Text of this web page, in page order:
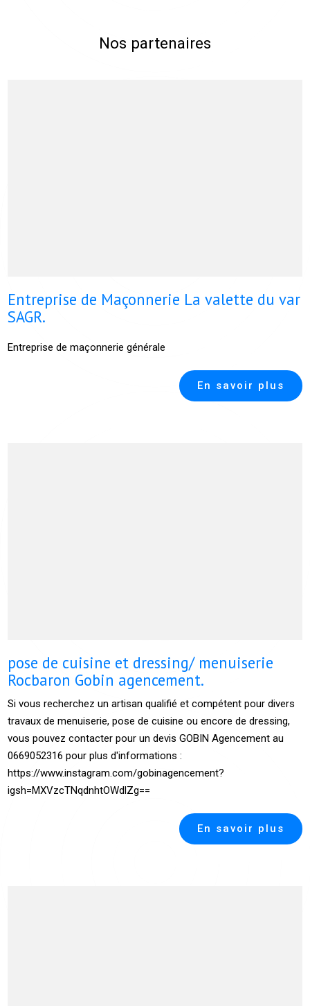
Nos partenaires
Entreprise de Maçonnerie La valette du var
SAGR.
Entreprise de maçonnerie générale
En savoir plus
pose de cuisine et dressing/ menuiserie
Rocbaron Gobin agencement.
Si vous recherchez un artisan qualifié et compétent pour divers
travaux de menuiserie, pose de cuisine ou encore de dressing,
vous pouvez contacter pour un devis GOBIN Agencement au
0669052316 pour plus d'informations :
https://www.instagram.com/gobinagencement?
igsh=MXVzcTNqdnhtOWdlZg==
En savoir plus